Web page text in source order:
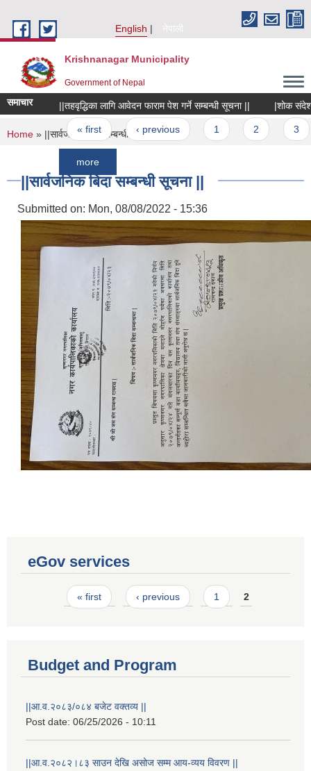
English
नेपाली
Krishnanagar Municipality
Government of Nepal
समाचार ||तहवृद्धिका लागि आवेदन फाराम पेश गर्ने सम्बन्धी सूचना || |शोक संदेश तथा
Pages
« first ‹ previous
You are here
Home » ||सार्वजनिक बिदा सम्बन्धी सूचना ||
||सार्वजनिक बिदा सम्बन्धी सूचना ||
Submitted on: Mon, 08/08/2022 - 15:36
eGov services
Pages« first ‹ previous 1 2
Budget and Program
||आ.व.२०८३/०८४ बजेट वक्तव्य ||
Post date: 06/25/2026 - 10:11
||आ.व.२०८२।८३ साउन देखि असोज सम्म आय-व्यय विवरण ||